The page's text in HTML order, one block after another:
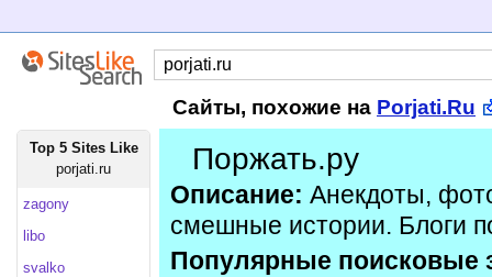
Сайты, похожие на Porjati.Ru
Top 5 Sites Like
porjati.ru
zagony
libo
svalko
Поржать.ру
Описание: Анекдоты,
смешные истории. Блоги
Популярные поисковые